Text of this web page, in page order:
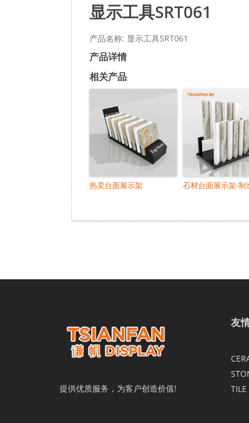
显示工具SRT061
产品名称: 显示工具SRT061
产品详情
相关产品
热卖台面展示架 石材台面展示架-制
提供优质服务，为客户创造价值!
友
TILE